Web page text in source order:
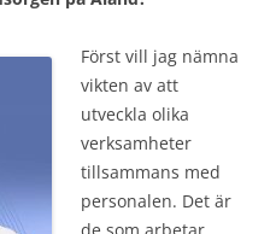
Först vill jag nämna
vikten av att
utveckla olika
verksamheter
tillsammans med
personalen. Det är